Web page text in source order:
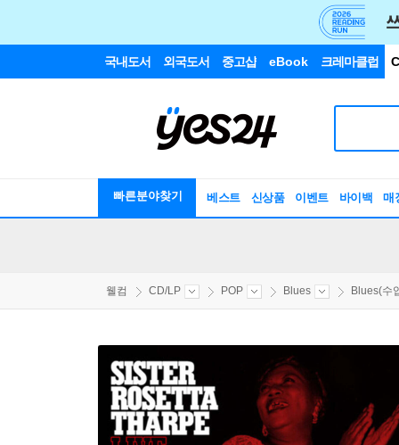
국내도서 외국도서 중고샵 eBook 크레마클럽
빠른분야찾기 베스트 신상품 이벤트 바이백 매
웰컴 CD/LP POP Blues Blues(수